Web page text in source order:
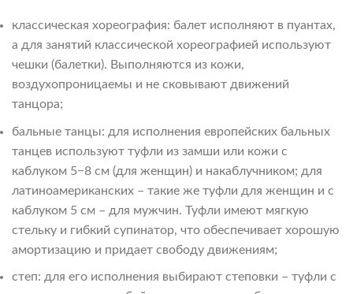
классическая хореография: балет исполняют в пуантах,
а для занятий классической хореографией используют
чешки (балетки). Выполняются из кожи,
воздухопроницаемы и не сковывают движений
танцора;
бальные танцы: для исполнения европейских бальных
танцев используют туфли из замши или кожи с
каблуком 5−8 см (для женщин) и накаблучником; для
латиноамериканских – такие же туфли для женщин и с
каблуком 5 см – для мужчин. Туфли имеют мягкую
стельку и гибкий супинатор, что обеспечивает хорошую
амортизацию и придает свободу движениям;
степ: для его исполнения выбирают степовки – туфли с